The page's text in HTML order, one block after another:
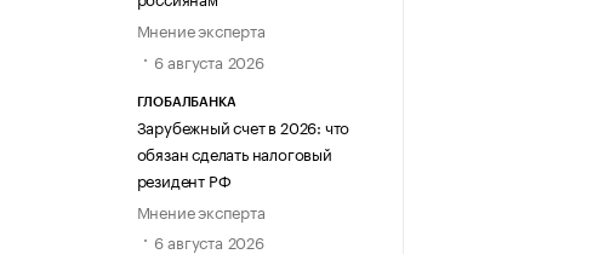
Мнение эксперта
6 августа 2026
ГЛОБАЛБАНКА
Зарубежный счет в 2026: что
обязан сделать налоговый
резидент РФ
Мнение эксперта
6 августа 2026